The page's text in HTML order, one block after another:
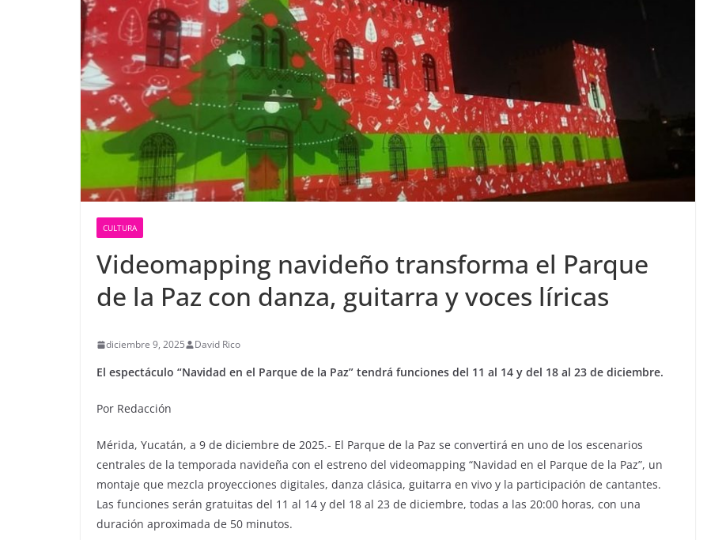
CULTURA
Videomapping navideño transforma el Parque
de la Paz con danza, guitarra y voces líricas
diciembre 9, 2025 David Rico
El espectáculo “Navidad en el Parque de la Paz” tendrá funciones del 11 al 14 y del 18 al 23 de diciembre.
Por Redacción
Mérida, Yucatán, a 9 de diciembre de 2025.- El Parque de la Paz se convertirá en uno de los escenarios
centrales de la temporada navideña con el estreno del videomapping “Navidad en el Parque de la Paz”, un
montaje que mezcla proyecciones digitales, danza clásica, guitarra en vivo y la participación de cantantes.
Las funciones serán gratuitas del 11 al 14 y del 18 al 23 de diciembre, todas a las 20:00 horas, con una
duración aproximada de 50 minutos.